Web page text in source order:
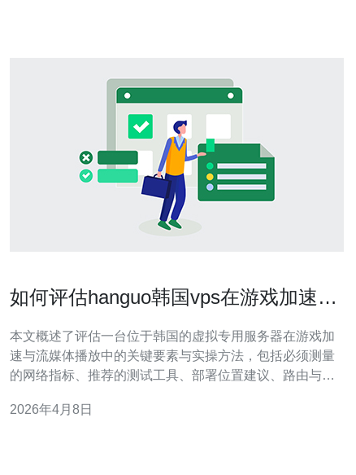
如何评估hanguo韩国vps在游戏加速和
本文概述了评估一台位于韩国的虚拟专用服务器在游戏加
速与流媒体播放中的关键要素与实操方法，包括必须测量
的网络指标、推荐的测试工具、部署位置建议、路由与运
hanguo韩国vps 是否满足目标场景的需求。 如何衡量延
2026年4月8日